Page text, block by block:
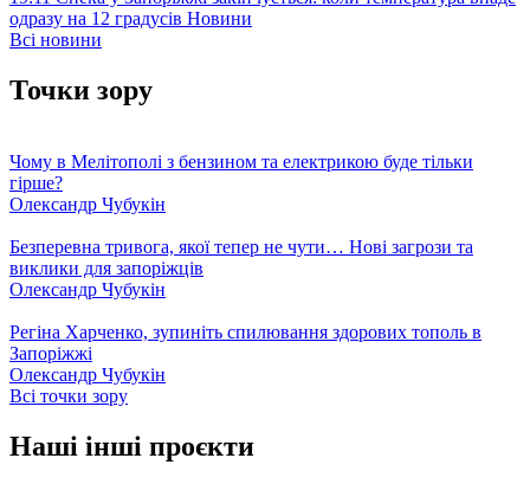
одразу на 12 градусів Новини
Всі новини
Точки зору
Чому в Мелітополі з бензином та електрикою буде тільки
гірше?
Олександр Чубукін
Безперевна тривога, якої тепер не чути… Нові загрози та
виклики для запоріжців
Олександр Чубукін
Регіна Харченко, зупиніть спилювання здорових тополь в
Запоріжжі
Олександр Чубукін
Всі точки зору
Наші інші проєкти